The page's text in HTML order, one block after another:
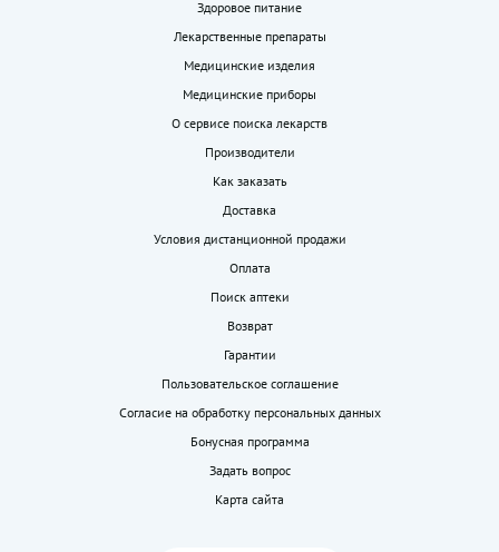
Здоровое питание
Лекарственные препараты
Медицинские изделия
Медицинские приборы
О сервисе поиска лекарств
Производители
Как заказать
Доставка
Условия дистанционной продажи
Оплата
Поиск аптеки
Возврат
Гарантии
Пользовательское соглашение
Согласие на обработку персональных данных
Бонусная программа
Задать вопрос
Карта сайта